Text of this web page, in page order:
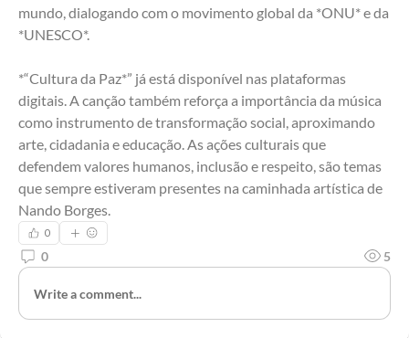
mundo, dialogando com o movimento global da *ONU* e da
*UNESCO*.
*“Cultura da Paz*” já está disponível nas plataformas
digitais. A canção também reforça a importância da música
como instrumento de transformação social, aproximando
arte, cidadania e educação. As ações culturais que
defendem valores humanos, inclusão e respeito, são temas
que sempre estiveram presentes na caminhada artística de
Nando Borges.
0
0 5
Write a comment...